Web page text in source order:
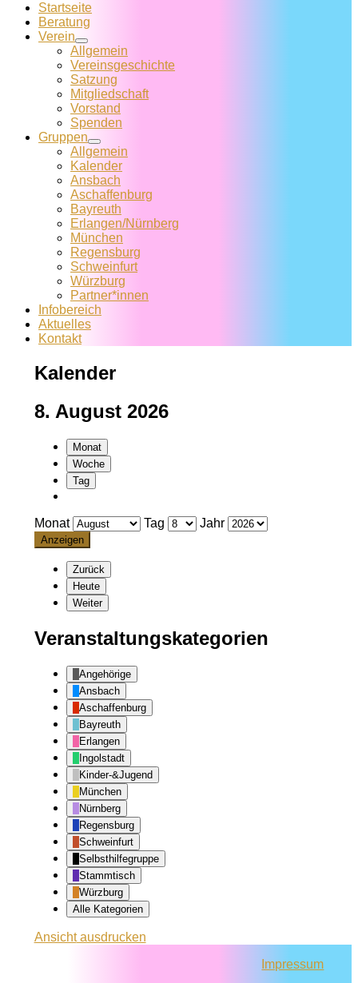
Startseite
Beratung
Verein
Allgemein
Vereins­geschichte
Satzung
Mitglied­schaft
Vorstand
Spenden
Gruppen
Allgemein
Kalender
Ansbach
Aschaffenburg
Bayreuth
Erlangen/Nürnberg
München
Regensburg
Schweinfurt
Würzburg
Partner*innen
Infobereich
Aktuelles
Kontakt
Kalender
8. August 2026
Monat
Woche
Tag
Monat Tag Jahr
Zurück
Heute
Weiter
Veranstaltungskategorien
Angehörige
Ansbach
Aschaffenburg
Bayreuth
Erlangen
Ingolstadt
Kinder-&Jugend
München
Nürnberg
Regensburg
Schweinfurt
Selbsthilfegruppe
Stammtisch
Würzburg
Alle Kategorien
Ansichtausdrucken
Impressum